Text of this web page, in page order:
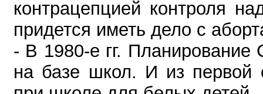
контрацепцией контроля
придется иметь дело с
- В 1980-е гг. Планирование
на базе школ. И из